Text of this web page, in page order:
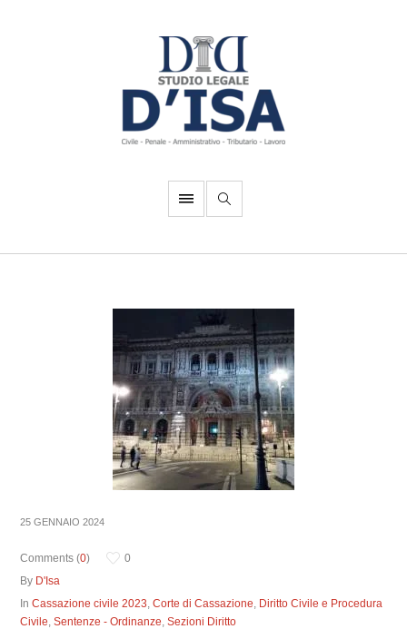
25 GENNAIO 2024
Comments (0)
0
By D'Isa
InCassazione civile 2023,Corte di Cassazione, Diritto Civile e Procedura
Civile,Sentenze - Ordinanze,Sezioni Diritto